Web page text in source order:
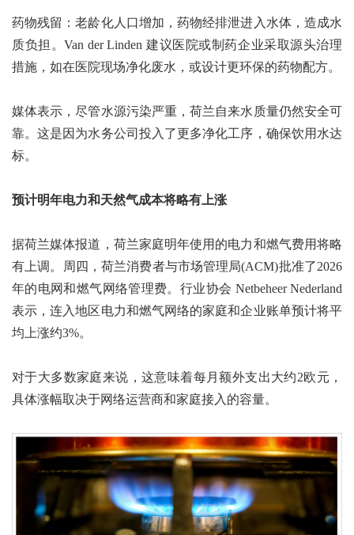
药物残留：老龄化人口增加，药物经排泄进入水体，造成水
质负担。Van der Linden 建议医院或制药企业采取源头治理
措施，如在医院现场净化废水，或设计更环保的药物配方。
媒体表示，尽管水源污染严重，荷兰自来水质量仍然安全可
靠。这是因为水务公司投入了更多净化工序，确保饮用水达
标。
预计明年电力和天然气成本将略有上涨
据荷兰媒体报道，荷兰家庭明年使用的电力和燃气费用将略
有上调。周四，荷兰消费者与市场管理局(ACM)批准了2026
年的电网和燃气网络管理费。行业协会 Netbeheer Nederland
表示，连入地区电力和燃气网络的家庭和企业账单预计将平
均上涨约3%。
对于大多数家庭来说，这意味着每月额外支出大约2欧元，
具体涨幅取决于网络运营商和家庭接入的容量。